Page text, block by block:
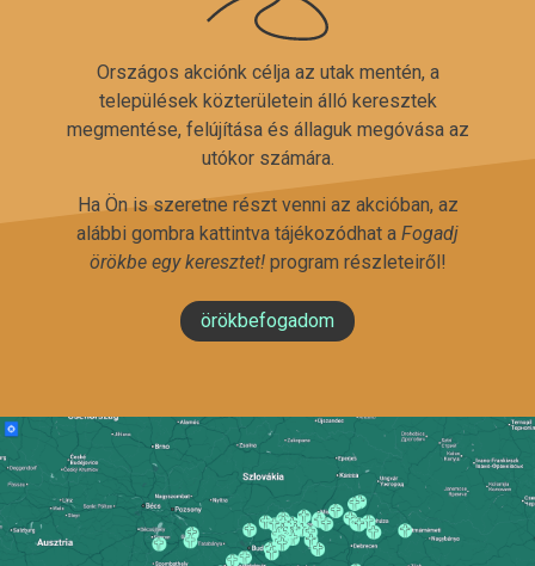
Országos akciónk célja az utak mentén, a
települések közterületein álló keresztek
megmentése, felújítása és állaguk megóvása az
utókor számára.
Ha Ön is szeretne részt venni az akcióban, az
alábbi gombra kattintva tájékozódhat a Fogadj
örökbe egy keresztet!program részleteiről!
örökbefogadom